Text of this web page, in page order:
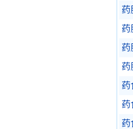
药
药
药
药
药
药
药